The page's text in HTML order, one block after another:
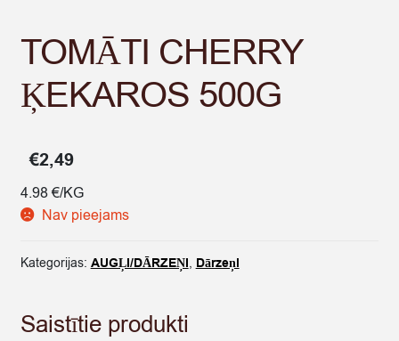
TOMĀTI CHERRY
ĶEKAROS 500G
€2,49
4.98 €/KG
Nav pieejams
Kategorijas: AUGĻI/DĀRZEŅI, Dārzeņi
Saistītie produkti